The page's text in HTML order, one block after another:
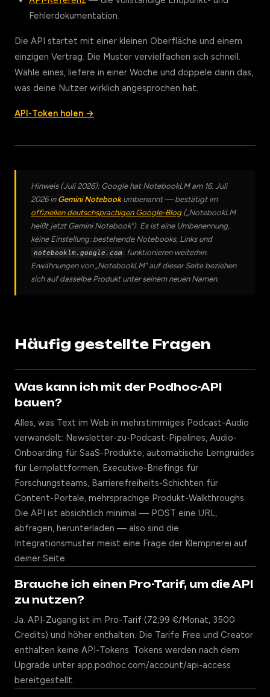
Fehlerdokumentation.
Die API startet mit einer kleinen Oberfläche und einem
einzigen Vertrag. Die Muster vervielfachen sich schnell.
Wähle eines, liefere in einer Woche und doppele dann das,
was deine Nutzer wirklich angesprochen hat.
API-Token holen →
Hinweis (Juli 2026): Google hat NotebookLM am 16. Juli
2026 in Gemini Notebookumbenannt — bestätigt im
offiziellen deutschsprachigen Google-Blog(„NotebookLM
heißt jetzt Gemini Notebook"). Es ist eine Umbenennung,
keine Einstellung: bestehende Notebooks, Links und
notebooklm.google.com
funktionieren weiterhin.
Erwähnungen von „NotebookLM" auf dieser Seite beziehen
sich auf dasselbe Produkt unter seinem neuen Namen.
Häufig gestellte Fragen
Was kann ich mit der Podhoc-API
bauen?
Alles, was Text im Web in mehrstimmiges Podcast-Audio
verwandelt: Newsletter-zu-Podcast-Pipelines, Audio-
Onboarding für SaaS-Produkte, automatische Lerngruides
für Lernplattformen, Executive-Briefings für
Forschungsteams, Barrierefreiheits-Schichten für
Content-Portale, mehrsprachige Produkt-Walkthroughs.
Die API ist absichtlich minimal — POST eine URL,
abfragen, herunterladen — also sind die
Integrationsmuster meist eine Frage der Klempnerei auf
deiner Seite.
Brauche ich einen Pro-Tarif, um die API
zu nutzen?
Ja. API-Zugang ist im Pro-Tarif (72,99 €/Monat, 3500
Credits) und höher enthalten. Die Tarife Free und Creator
enthalten keine API-Tokens. Tokens werden nach dem
Upgrade unter app.podhoc.com/account/api-access
bereitgestellt.